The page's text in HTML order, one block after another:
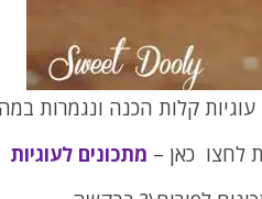
עוגיות קלות הכנה ונגמרות
לחצו כאן – מתכונים לעוגיות